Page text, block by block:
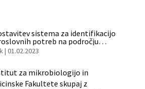
sistema za identifikacijo
potreb na področju
(Met4Lab)
| 01.02.2023
za mikrobiologijo in
Fakultete skupaj z